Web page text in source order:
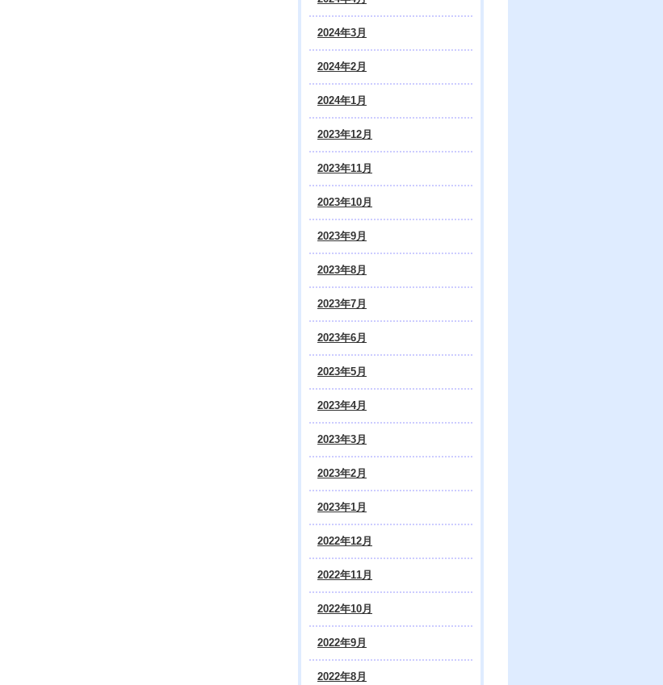
2024年3月
2024年2月
2024年1月
2023年12月
2023年11月
2023年10月
2023年9月
2023年8月
2023年7月
2023年6月
2023年5月
2023年4月
2023年3月
2023年2月
2023年1月
2022年12月
2022年11月
2022年10月
2022年9月
2022年8月